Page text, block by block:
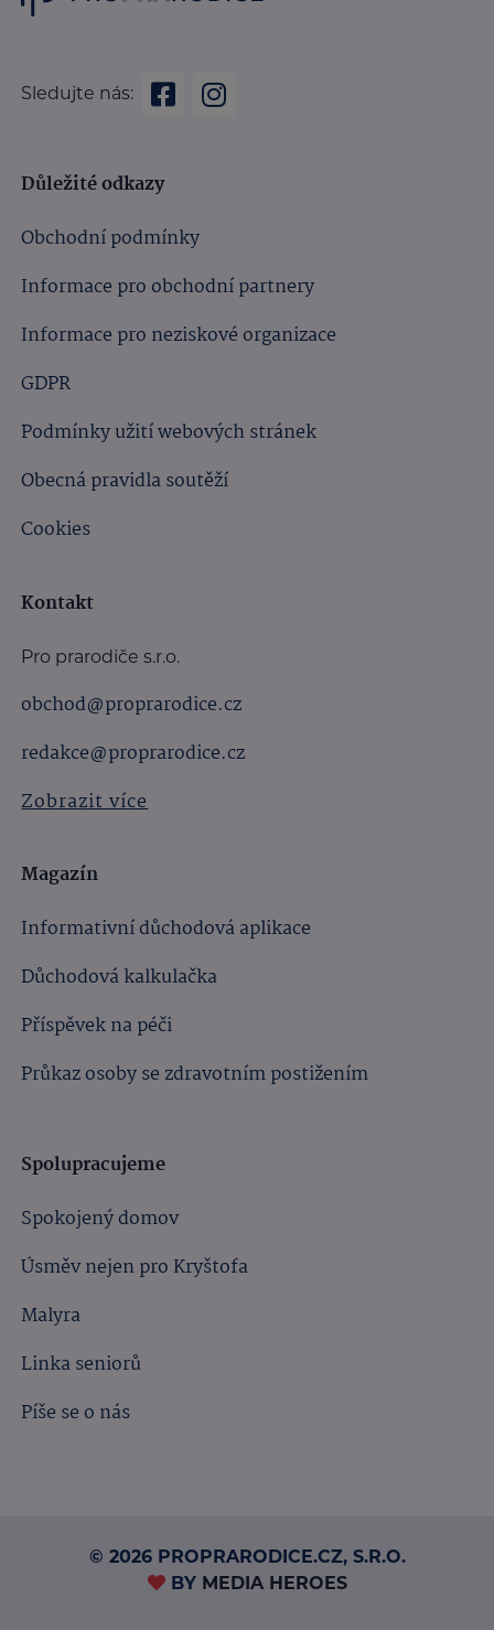
Sledujte nás:
Důležité odkazy
Obchodní podmínky
Informace pro obchodní partnery
Informace pro neziskové organizace
GDPR
Podmínky užití webových stránek
Obecná pravidla soutěží
Cookies
Kontakt
Pro prarodiče s.r.o.
obchod@proprarodice.cz
redakce@proprarodice.cz
Zobrazit více
Magazín
Informativní důchodová aplikace
Důchodová kalkulačka
Příspěvek na péči
Průkaz osoby se zdravotním postižením
Spolupracujeme
Spokojený domov
Úsměv nejen pro Kryštofa
Malyra
Linka seniorů
Píše se o nás
© 2026 PROPRARODICE.CZ, S.R.O.
BY MEDIA HEROES